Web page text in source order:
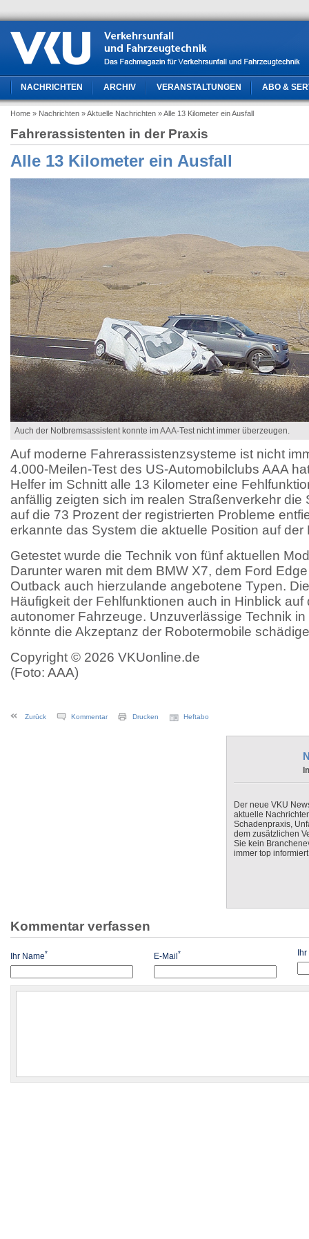
NACHRICHTEN ARCHIV VERANSTALTUNGEN ABO &
Home » Nachrichten » Aktuelle Nachrichten » Alle 13 Kilometer ein Ausfall
Fahrerassistenten in der Praxis
Alle 13 Kilometer ein Ausfall
Auch der Notbremsassistent konnte im AAA-Test nicht immer überzeugen.
Auf moderne Fahrerassistenzsysteme ist nicht
4.000-Meilen-Test des US-Automobilclubs AAA
Helfer im Schnitt alle 13 Kilometer eine
anfällig zeigten sich im realen Straßenverkehr die
auf die 73 Prozent der registrierten Probleme
erkannte das System die aktuelle Position auf
Getestet wurde die Technik von fünf aktuellen
Darunter waren mit dem BMW X7, dem Ford
Outback auch hierzulande angebotene Typen.
Häufigkeit der Fehlfunktionen auch in Hinblick
autonomer Fahrzeuge. Unzuverlässige Technik
könnte die Akzeptanz der Robotermobile
Copyright © 2026 VKUonline.de
(Foto: AAA)
Zurück Kommentar Drucken Heftabo
Der neue VKU
aktuelle
Schadenpraxis,
dem zusätzlichen
Sie kein
immer top
Kommentar verfassen
Ihr Name* E-Mail* Ihr